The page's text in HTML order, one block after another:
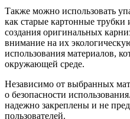
Также можно использовать
как старые картонные
создания оригинальных
внимание на их
использования материалов,
окружающей среде.
Независимо от выбранных
о безопасности
надежно закреплены и не
пользователей.